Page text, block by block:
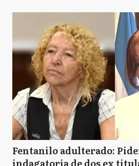
Fentanilo adulterado:
indagatoria de dos ex